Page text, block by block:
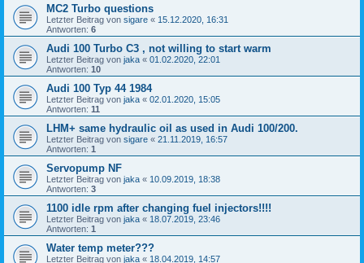
MC2 Turbo questions
Letzter Beitrag von sigare « 15.12.2020, 16:31
Antworten: 6
Audi 100 Turbo C3 , not willing to start warm
Letzter Beitrag von jaka « 01.02.2020, 22:01
Antworten: 10
Audi 100 Typ 44 1984
Letzter Beitrag von jaka « 02.01.2020, 15:05
Antworten: 11
LHM+ same hydraulic oil as used in Audi 100/200.
Letzter Beitrag von sigare « 21.11.2019, 16:57
Antworten: 1
Servopump NF
Letzter Beitrag von jaka « 10.09.2019, 18:38
Antworten: 3
1100 idle rpm after changing fuel injectors!!!!
Letzter Beitrag von jaka « 18.07.2019, 23:46
Antworten: 1
Water temp meter???
Letzter Beitrag von jaka « 18.04.2019, 14:57